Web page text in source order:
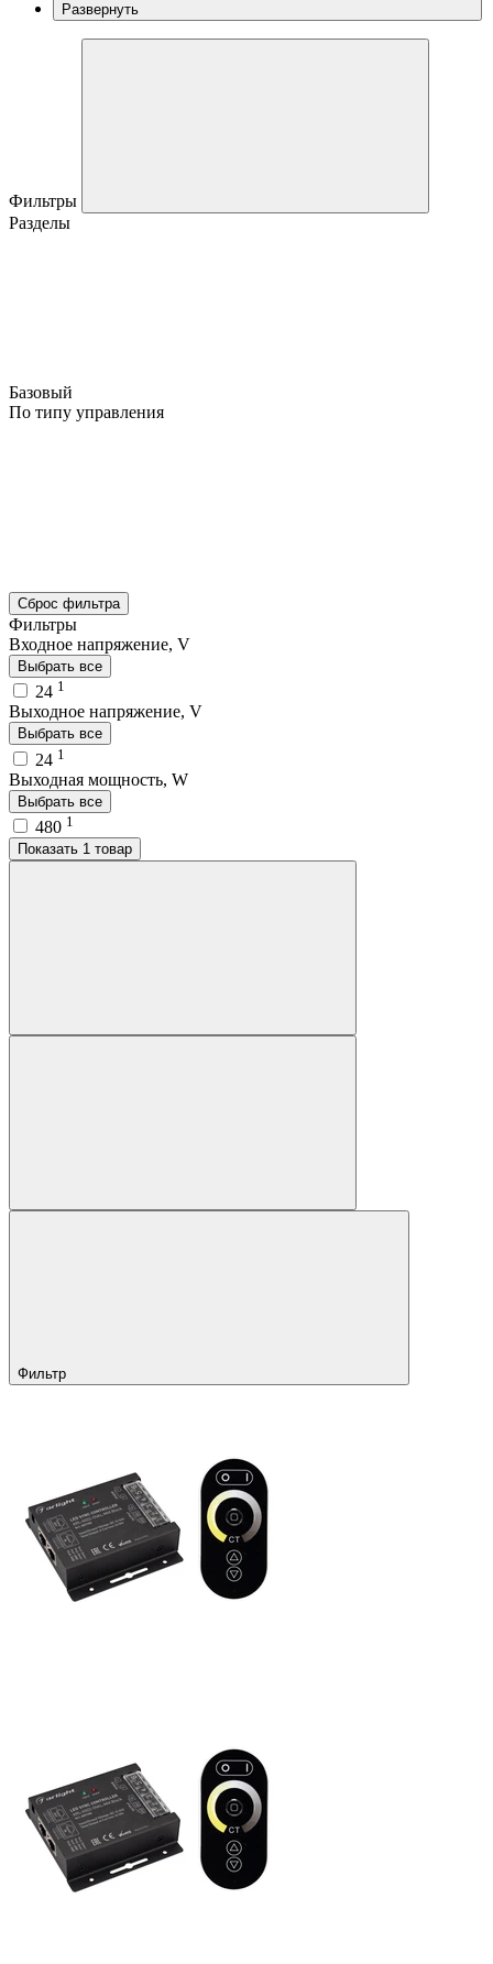
Развернуть
Фильтры
Разделы
Базовый
По типу управления
Сброс фильтра
Фильтры
Входное напряжение, V
Выбрать все
24 1
Выходное напряжение, V
Выбрать все
24 1
Выходная мощность, W
Выбрать все
480 1
Показать 1 товар
Фильтр